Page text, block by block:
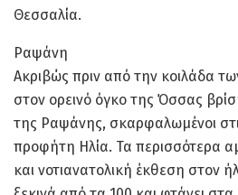
Θεσσαλία.
Ραψάνη
Ακριβώς πριν από την κοιλάδα
στον ορεινό όγκο της Όσσας
της Ραψάνης, σκαρφαλωμένοι
προφήτη Ηλία. Τα περισσότερα
και νοτιανατολική έκθεση στον